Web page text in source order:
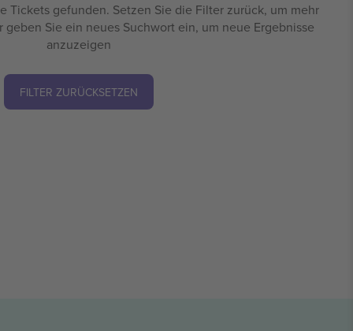
Tickets gefunden. Setzen Sie die Filter zurück, um mehr
Sie ein neues Suchwort ein, um neue Ergebnisse
anzuzeigen
FILTER ZURÜCKSETZEN